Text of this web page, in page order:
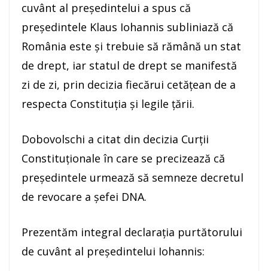
cuvânt al preşedintelui a spus că
preşedintele Klaus Iohannis subliniază că
România este şi trebuie să rămână un stat
de drept, iar statul de drept se manifestă
zi de zi, prin decizia fiecărui cetăţean de a
respecta Constituţia şi legile ţării.
Dobovolschi a citat din decizia Curţii
Constituţionale în care se precizează că
preşedintele urmează să semneze decretul
de revocare a şefei DNA.
Prezentăm integral declaraţia purtătorului
de cuvânt al preşedintelui Iohannis: